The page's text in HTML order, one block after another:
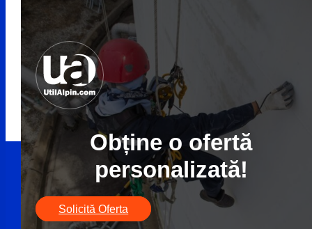
Obține o ofertă
personalizată!
Solicită Oferta